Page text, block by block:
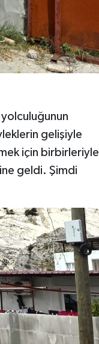
yolculuğunun
gelişiyle
için birbirleriyle
geldi. Şimdi